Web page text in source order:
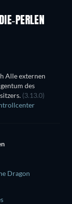
PERLEN
Alle externen
des
(3.13.0)
Dragon